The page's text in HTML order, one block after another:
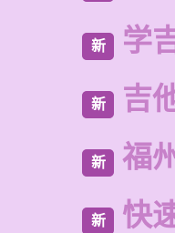
新 学
新 吉
新 福
新 快